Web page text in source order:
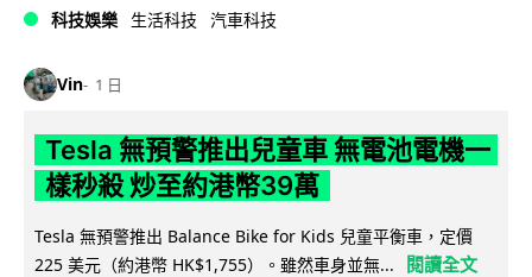
科技娛樂 生活科技 汽車科技
Vin 1 日
Tesla 無預警推出兒童車 無電池電機一
樣秒殺 炒至約港幣39萬
Tesla 無預警推出 Balance Bike for Kids 兒童平衡車，定價
225 美元（約港幣 HK$1,755）。雖然車身並無...
閱讀全文